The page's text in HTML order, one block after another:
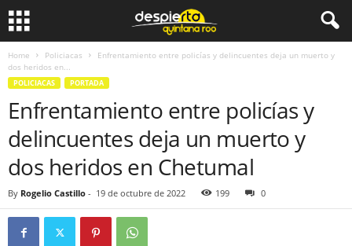
Home Policiacas
Enfrentamiento entre policías y delincuentes deja un muerto y
dos heridos en...
POLICIACAS PORTADA
Enfrentamiento entre policías y
delincuentes deja un muerto y
dos heridos en Chetumal
By Rogelio Castillo - 19 de octubre de 2022 199 0